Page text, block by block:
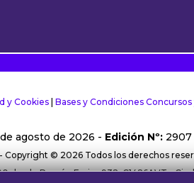
y Cookies| Bases y Condiciones Concursos
agosto de 2026 - Edición Nº: 2907
Copyright © 2026 Todos los derechos
desde Ramón Freire 932, C1426AVT -